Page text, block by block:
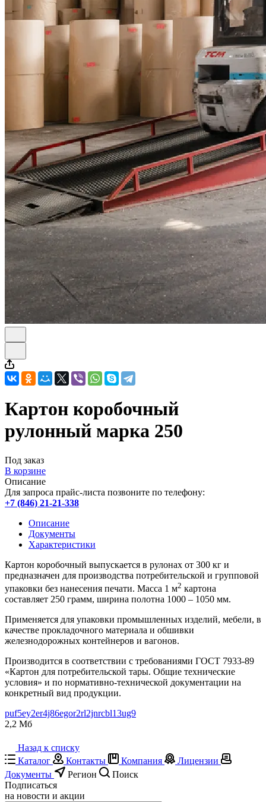
Картон коробочный
рулонный марка 250
Под заказ
В корзине
Описание
Для запроса прайс-листа позвоните по телефону:
+7 (846) 21-21-338
Описание
Документы
Характеристики
Картон коробочный выпускается в рулонах от 300 кг и
предназначен для производства потребительской и групповой
упаковки без нанесения печати. Масса 1 м2 картона
составляет 250 грамм, ширина полотна 1000 – 1050 мм.
Применяется для упаковки промышленных изделий, мебели, в
качестве прокладочного материала и обшивки
железнодорожных контейнеров и вагонов.
Производится в соответствии с требованиями ГОСТ 7933-89
«Картон для потребительской тары. Общие технические
условия» и по нормативно-технической документации на
конкретный вид продукции.
puf5ey2er4j86egor2rl2jnrcbl13ug9
2,2 Мб
Назад к списку
Каталог
Контакты Компания
Лицензии
Документы
Регион
Поиск
Подписаться
на новости и акции